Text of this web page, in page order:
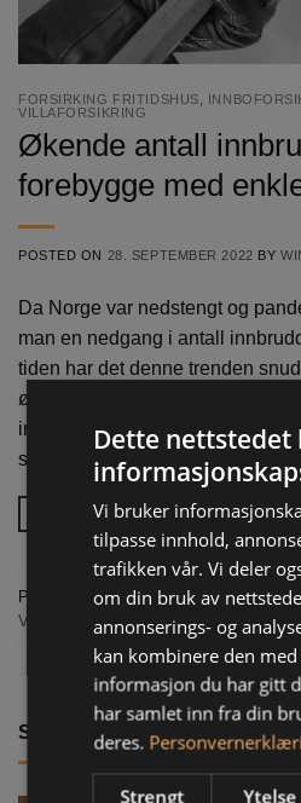
FORSIRKING FRITIDSHUS
VILLAFORSIKRING
Økende antall
forebygge med
POSTED ON 28. SEPTEMBER 2022 BY
Da Norge var nedstengt og
man en nedgang i antall
tiden har det denne trenden
økning i antall innmeldte
innbrudd. Gjør du det du kan for
satte mange strenge
Continue reading→
Posted in Forsirking Fritidshus,
Villaforsikring | TaggedForsikring,
Siste fra Aktuelt
Dette nettstedet
Vi bruker
tilpasse innhold,
trafikken vår. Vi deler
om din bruk av
annonserings- og
kan kombinere den
informasjon du har gitt
har samlet inn fra din
deres.
Strengt Ytelse